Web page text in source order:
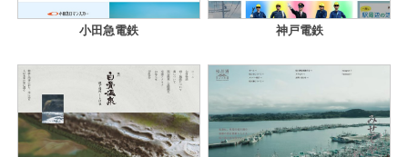
小田急電鉄 神戸電鉄